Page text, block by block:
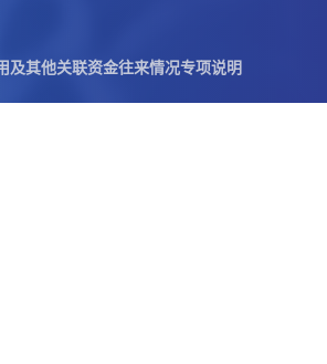
及其他关联资金往来情况专项说明